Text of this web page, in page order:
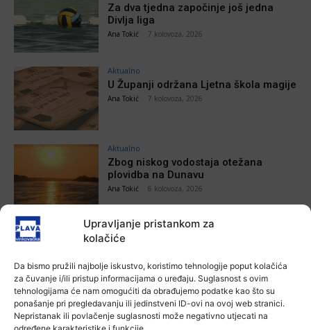
Upravljanje pristankom za
kolačiće
Da bismo pružili najbolje iskustvo, koristimo tehnologije poput kolačića
za čuvanje i/ili pristup informacijama o uređaju. Suglasnost s ovim
tehnologijama će nam omogućiti da obrađujemo podatke kao što su
ponašanje pri pregledavanju ili jedinstveni ID-ovi na ovoj web stranici.
Nepristanak ili povlačenje suglasnosti može negativno utjecati na
Za dva tjedna započinje još jedna
Divlja liga
Ana Tokić 7 kolovoza, 2026
Aktualno
U Županji održana Ljetna škola magije
Ana Tokić 7 kolovoza, 2026
Aktualno
Zbog niskog vodostaja otežana
plovidba na Dunavu
Ana Tokić 6 kolovoza, 2026
POVEZANE VIJESTI
Aktualno
Autoklub Vinkovci u rujnu će obilježiti
stotu godišnjicu djelovanja